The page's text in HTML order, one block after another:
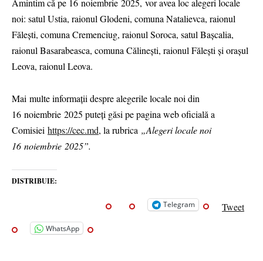
Amintim că pe 16 noiembrie 2025, vor avea loc alegeri locale
noi: satul Ustia, raionul Glodeni, comuna Natalievca, raionul
Fălești, comuna Cremenciug, raionul Soroca, satul Bașcalia,
raionul Basarabeasca, comuna Călinești, raionul Fălești și orașul
Leova, raionul Leova.
Mai multe informații despre alegerile locale noi din
16 noiembrie 2025 puteți găsi pe pagina web oficială a
Comisiei https://cec.md, la rubrica „Alegeri locale noi
16 noiembrie 2025”.
DISTRIBUIE:
Telegram Tweet
WhatsApp